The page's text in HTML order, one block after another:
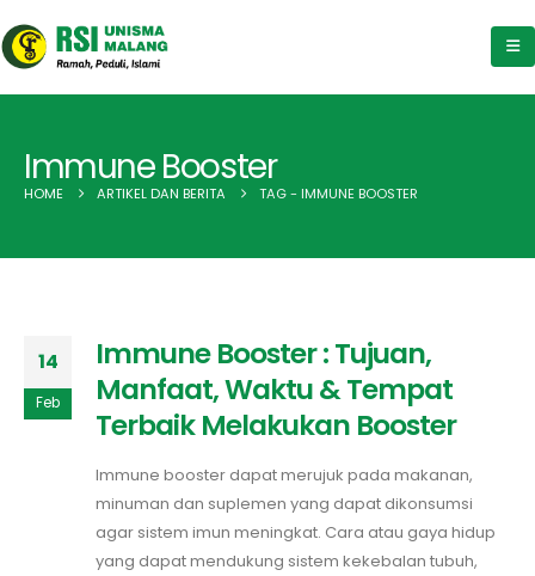
Immune Booster
HOME ARTIKEL DAN BERITA TAG - IMMUNE BOOSTER
14
Feb
Immune Booster : Tujuan,
Manfaat, Waktu & Tempat
Terbaik Melakukan Booster
Immune booster dapat merujuk pada makanan,
minuman dan suplemen yang dapat dikonsumsi
agar sistem imun meningkat. Cara atau gaya hidup
yang dapat mendukung sistem kekebalan tubuh,